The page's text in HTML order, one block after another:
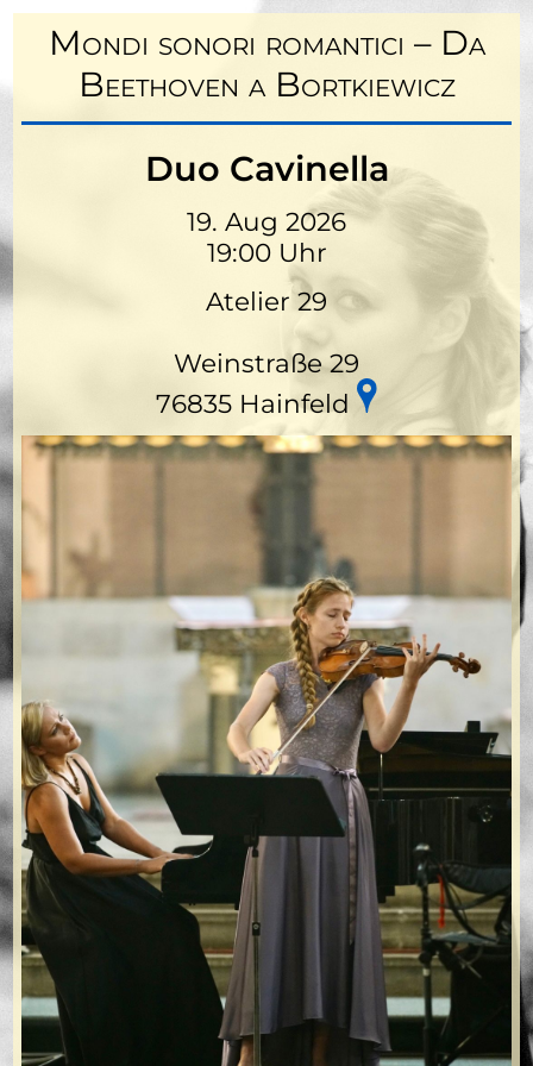
Mondi sonori romantici – Da
Beethoven a Bortkiewicz
Duo Cavinella
19. Aug 2026
19:00 Uhr
Atelier 29
Weinstraße 29
76835 Hainfeld